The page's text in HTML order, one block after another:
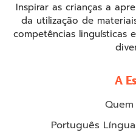
Inspirar as crianças a
da utilização de
competências linguísticas
A
Português